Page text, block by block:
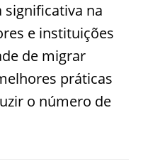
significativa na
e instituições
de migrar
práticas
o número de